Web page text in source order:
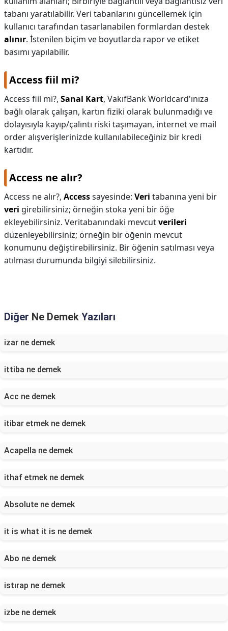
tabanı yaratılabilir. Veri tabanlarını güncellemek için
kullanıcı tarafından tasarlanabilen formlardan destek
alınır. İstenilen biçim ve boyutlarda rapor ve etiket
basımı yapılabilir.
Access fiil mi?
Access fiil mi?, Sanal Kart, VakıfBank Worldcard'ınıza
bağlı olarak çalışan, kartın fiziki olarak bulunmadığı ve
dolayısıyla kayıp/çalıntı riski taşımayan, internet ve mail
order alışverişlerinizde kullanılabileceğiniz bir kredi
kartıdır.
Access ne alır?
Access ne alır?, Accesssayesinde: Veri tabanına yeni bir
veri girebilirsiniz; örneğin stoka yeni bir öğe
ekleyebilirsiniz. Veritabanındaki mevcutverileri
düzenleyebilirsiniz; örneğin bir öğenin mevcut
konumunu değiştirebilirsiniz. Bir öğenin satılması veya
atılması durumunda bilgiyi silebilirsiniz.
Diğer Ne Demek Yazıları
izar ne demek
ittiba ne demek
Acc ne demek
itibar etmek ne demek
Acapella ne demek
ithaf etmek ne demek
Absolute ne demek
it is what it is ne demek
Abo ne demek
istırap ne demek
izbe ne demek